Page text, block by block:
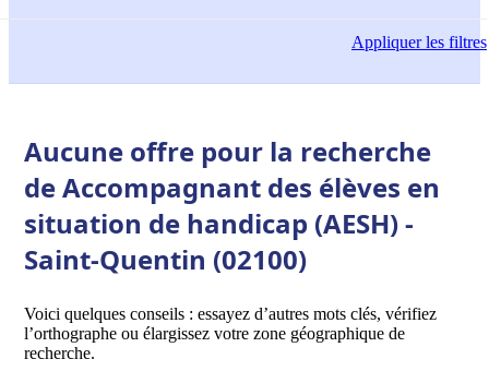
Appliquerles filtres
Aucune offre pour la recherche
de Accompagnant des élèves en
situation de handicap (AESH) -
Saint-Quentin (02100)
Voici quelques conseils : essayez d’autres mots clés, vérifiez
l’orthographe ou élargissez votre zone géographique de
recherche.